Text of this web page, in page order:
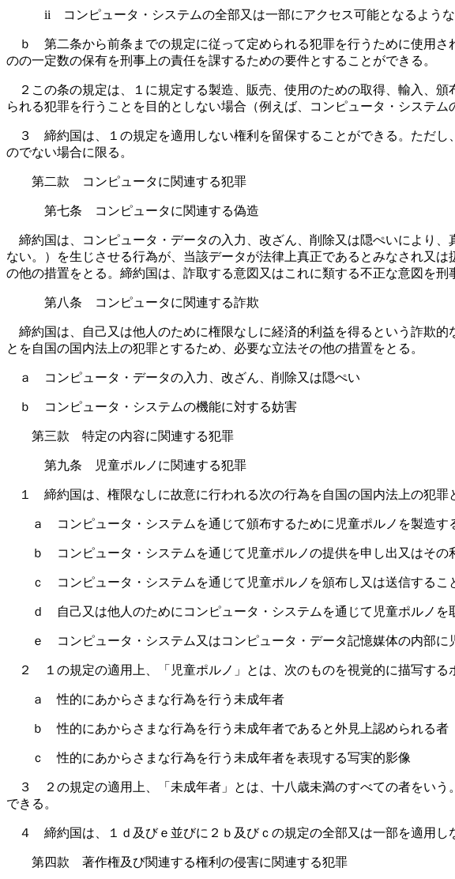
ii コンピュータ・システムの全部又は一部にアクセス可能となるような
ｂ 第二条から前条までの規定に従って定められる犯罪を行うために使用さ
のの一定数の保有を刑事上の責任を課するための要件とすることができる。
２この条の規定は、１に規定する製造、販売、使用のための取得、輸入、
られる犯罪を行うことを目的としない場合（例えば、コンピュータ・システ
３ 締約国は、１の規定を適用しない権利を留保することができる。ただし
のでない場合に限る。
第二款 コンピュータに関連する犯罪
第七条 コンピュータに関連する偽造
締約国は、コンピュータ・データの入力、改ざん、削除又は隠ぺいにより
ない。）を生じさせる行為が、当該データが法律上真正であるとみなされ又
の他の措置をとる。締約国は、詐取する意図又はこれに類する不正な意図を刑
第八条 コンピュータに関連する詐欺
締約国は、自己又は他人のために権限なしに経済的利益を得るという詐欺
とを自国の国内法上の犯罪とするため、必要な立法その他の措置をとる。
ａ コンピュータ・データの入力、改ざん、削除又は隠ぺい
ｂ コンピュータ・システムの機能に対する妨害
第三款 特定の内容に関連する犯罪
第九条 児童ポルノに関連する犯罪
１ 締約国は、権限なしに故意に行われる次の行為を自国の国内法上の犯罪
ａ コンピュータ・システムを通じて頒布するために児童ポルノを製造す
ｂ コンピュータ・システムを通じて児童ポルノの提供を申し出又はその利
ｃ コンピュータ・システムを通じて児童ポルノを頒布し又は送信するこ
ｄ 自己又は他人のためにコンピュータ・システムを通じて児童ポルノを
ｅ コンピュータ・システム又はコンピュータ・データ記憶媒体の内部に児
２ １の規定の適用上、「児童ポルノ」とは、次のものを視覚的に描写する
ａ 性的にあからさまな行為を行う未成年者
ｂ 性的にあからさまな行為を行う未成年者であると外見上認められる者
ｃ 性的にあからさまな行為を行う未成年者を表現する写実的影像
３ ２の規定の適用上、「未成年者」とは、十八歳未満のすべての者をいう
できる。
４ 締約国は、１ｄ及びｅ並びに２ｂ及びｃの規定の全部又は一部を適用し
第四款 著作権及び関連する権利の侵害に関連する犯罪